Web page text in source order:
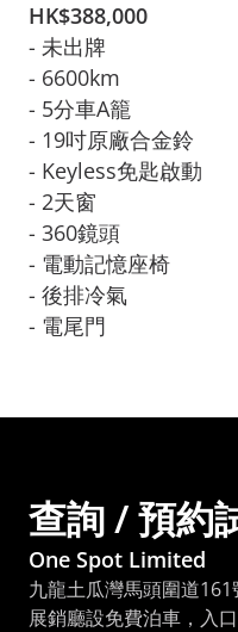
HK$388,000
- 未出牌
- 6600km
- 5分車A籠
- 19吋原廠合金鈴
- Keyless免匙啟動
- 2天窗
- 360鏡頭
- 電動記憶座椅
- 後排冷氣
- 電尾門
查詢 / 預約
One Spot Limited
九龍土瓜灣馬頭圍道
展銷廳設免費泊車，入